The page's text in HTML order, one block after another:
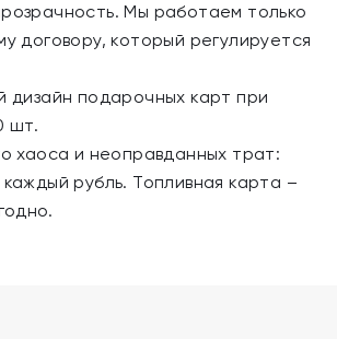
Мы работаем только
договору, который регулируется
дизайн подарочных карт при
шт.
хаоса и неоправданных трат:
рубль. Топливная карта –